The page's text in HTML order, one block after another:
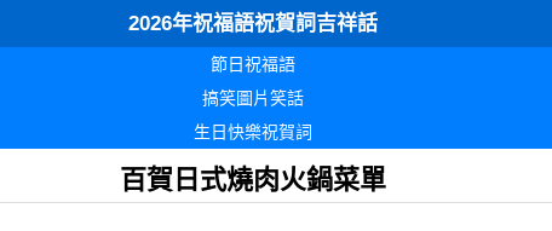
2026年祝福語祝賀詞吉祥話
節日祝福語
搞笑圖片笑話
生日快樂祝賀詞
百賀日式燒肉火鍋菜單